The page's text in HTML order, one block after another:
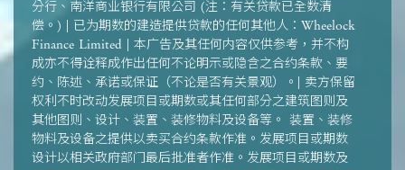
分行、南洋商业银行有限公司 (注：有关贷款已全数清
偿。) | 已为期数的建造提供贷款的任何其他人：Wheelock
Finance Limited | 本广告及其任何内容仅供参考，并不构
成亦不得诠释成作出任何不论明示或隐含之合约条款、要
约、陈述、承诺或保证（不论是否有关景观）。| 卖方保留
权利不时改动发展项目或期数或其任何部分之建筑图则及
其他图则、设计、装置、装修物料及设备等。 装置、装修
物料及设备之提供以卖买合约条款作准。发展项目或期数
设计以相关政府部门最后批准者作准。发展项目或期数及